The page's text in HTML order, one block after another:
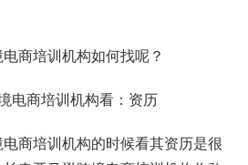
商培训机构如何找呢？
电商培训机构看：资历
商培训机构的时候看其资历是很